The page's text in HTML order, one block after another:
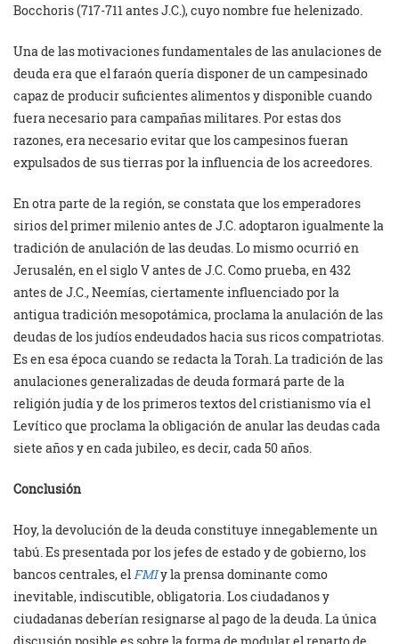
Bocchoris (717-711 antes J.C.), cuyo nombre fue helenizado.
Una de las motivaciones fundamentales de las anulaciones de
deuda era que el faraón quería disponer de un campesinado
capaz de producir suficientes alimentos y disponible cuando
fuera necesario para campañas militares. Por estas dos
razones, era necesario evitar que los campesinos fueran
expulsados de sus tierras por la influencia de los acreedores.
En otra parte de la región, se constata que los emperadores
sirios del primer milenio antes de J.C. adoptaron igualmente la
tradición de anulación de las deudas. Lo mismo ocurrió en
Jerusalén, en el siglo V antes de J.C. Como prueba, en 432
antes de J.C., Neemías, ciertamente influenciado por la
antigua tradición mesopotámica, proclama la anulación de las
deudas de los judíos endeudados hacia sus ricos compatriotas.
Es en esa época cuando se redacta la Torah. La tradición de las
anulaciones generalizadas de deuda formará parte de la
religión judía y de los primeros textos del cristianismo vía el
Levítico que proclama la obligación de anular las deudas cada
siete años y en cada jubileo, es decir, cada 50 años.
Conclusión
Hoy, la devolución de la deuda constituye innegablemente un
tabú. Es presentada por los jefes de estado y de gobierno, los
bancos centrales, el FMIy la prensa dominante como
inevitable, indiscutible, obligatoria. Los ciudadanos y
ciudadanas deberían resignarse al pago de la deuda. La única
discusión posible es sobre la forma de modular el reparto de